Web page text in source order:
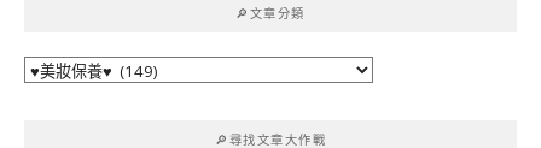
🔎文章分類
🔎
🔎尋找文章大作戰